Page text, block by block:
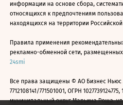
информации на основе сбора,
относящихся к предпочтениям
находящихся на территории
Правила применения
рекламно-обменной сети,
24smi
Все права защищены © АО Бизнес
7712108141/771501001, ОГРН
муниципальный округ Марьина Роща,